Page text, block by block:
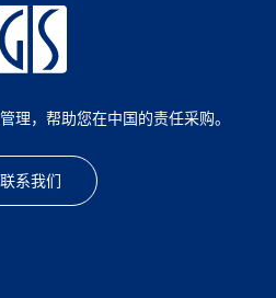
理，帮助您在中国的责任采购。
联系我们